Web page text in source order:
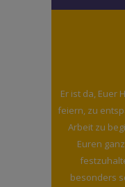
Er ist da, Euer
feiern, zu
Arbeit zu
Euren
besonders